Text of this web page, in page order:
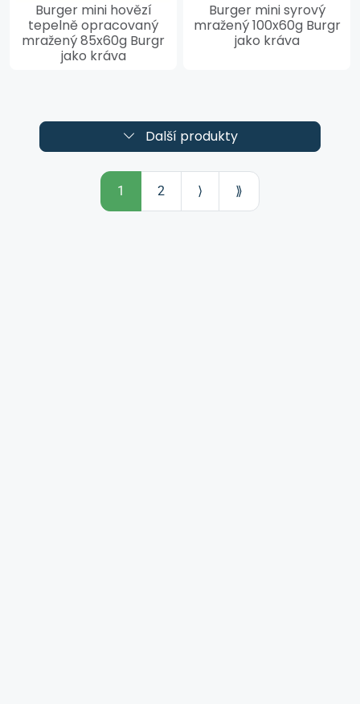
Burger mini hovězí
tepelně opracovaný
mražený 85x60g Burgr
jako kráva
Burger mini syrový
mražený 100x60g Burgr
jako kráva
Další produkty
1 2 ⟩ ⟫